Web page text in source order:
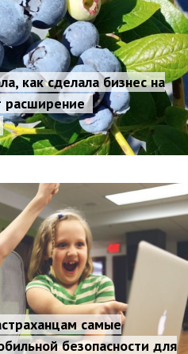
как сделала бизнес на
расширение
самые
безопасности для